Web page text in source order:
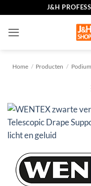
inhoud
J&H
Home / Producten /